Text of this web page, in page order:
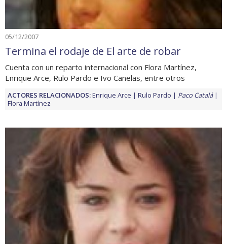
05/12/2007
Termina el rodaje de El arte de robar
Cuenta con un reparto internacional con Flora Martínez,
Enrique Arce, Rulo Pardo e Ivo Canelas, entre otros
ACTORES RELACIONADOS:Enrique Arce Rulo Pardo
Paco Catalá
Flora Martínez